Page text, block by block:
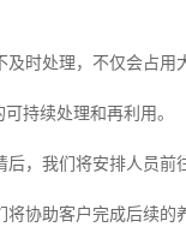
时处理，不仅会占用
持续处理和再利用。
，我们将安排人员前
协助客户完成后续的